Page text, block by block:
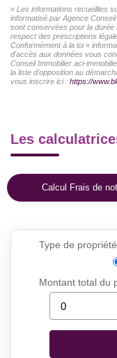
« Les informations recueillies
informatisé par Agence
sont conservées pour la durée
respect des prescriptions
Conformément à la loi «
d'accès aux données vous
Conseil Immobilier aci-
la liste d'opposition au
vous inscrire ici : https://
Les
Calcul Frais de